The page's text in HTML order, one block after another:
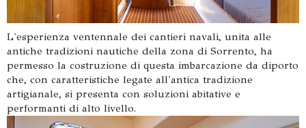
L'esperienza ventennale dei cantieri navali, unita alle
antiche tradizioni nautiche della zona di Sorrento, ha
permesso la costruzione di questa imbarcazione da diporto
che, con caratteristiche legate all'antica tradizione
artigianale, si presenta con soluzioni abitative e
performanti di alto livello.